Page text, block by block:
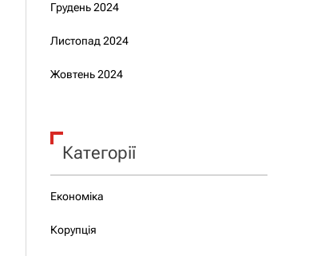
Грудень 2024
Листопад 2024
Жовтень 2024
Категорії
Економіка
Корупція